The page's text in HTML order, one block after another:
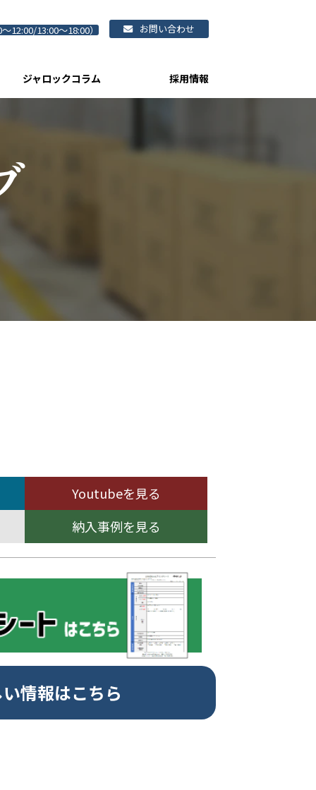
12:00/13:00～18:00） お問い合わせ
ジャロックコラム 採用情報
Youtubeを見る
納入事例を見る
情報はこちら